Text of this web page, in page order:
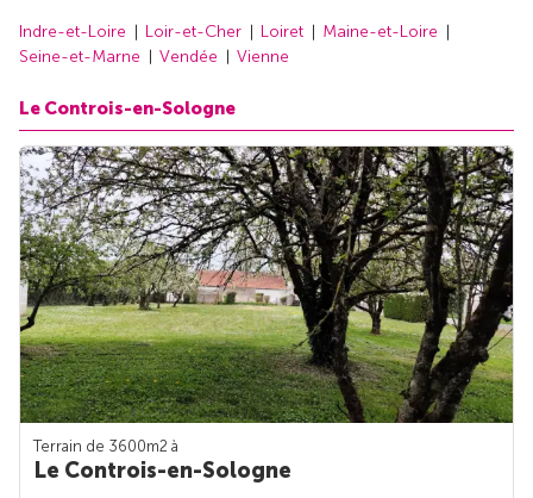
Indre-et-Loire Loir-et-Cher Loiret
Maine-et-Loire
Seine-et-Marne
Vendée Vienne
Le Controis-en-Sologne
Terrain de 3600m2 à
Le Controis-en-Sologne